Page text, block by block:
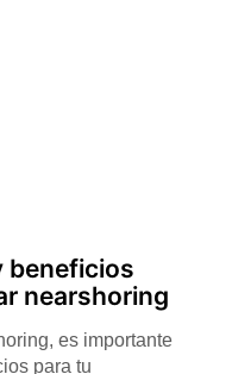
beneficios
nearshoring
es importante
para tu